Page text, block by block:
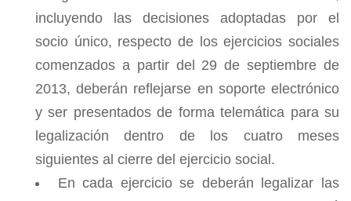
incluyendo las decisiones adoptadas por el
socio único, respecto de los ejercicios sociales
comenzados a partir del 29 de septiembre de
2013, deberán reflejarse en soporte electrónico
y ser presentados de forma telemática para su
legalización dentro de los cuatro meses
siguientes al cierre del ejercicio social.
En cada ejercicio se deberán legalizar las